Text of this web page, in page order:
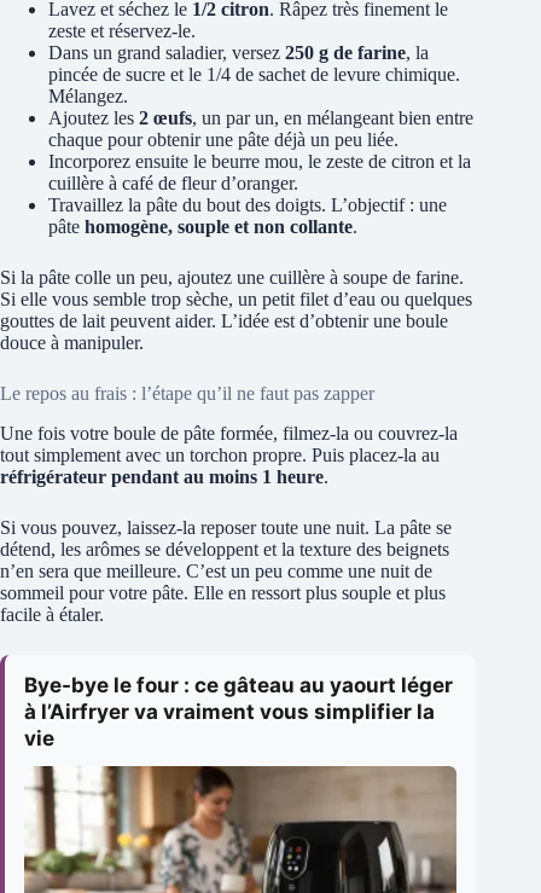
Lavez et séchez le 1/2 citron. Râpez très finement le
zeste et réservez-le.
Dans un grand saladier, versez 250 g de farine, la
pincée de sucre et le 1/4 de sachet de levure chimique.
Mélangez.
Ajoutez les 2 œufs, un par un, en mélangeant bien entre
chaque pour obtenir une pâte déjà un peu liée.
Incorporez ensuite le beurre mou, le zeste de citron et la
cuillère à café de fleur d’oranger.
Travaillez la pâte du bout des doigts. L’objectif : une
pâte homogène, souple et non collante.
Si la pâte colle un peu, ajoutez une cuillère à soupe de farine.
Si elle vous semble trop sèche, un petit filet d’eau ou quelques
gouttes de lait peuvent aider. L’idée est d’obtenir une boule
douce à manipuler.
Le repos au frais : l’étape qu’il ne faut pas zapper
Une fois votre boule de pâte formée, filmez-la ou couvrez-la
tout simplement avec un torchon propre. Puis placez-la au
réfrigérateur pendant au moins 1 heure.
Si vous pouvez, laissez-la reposer toute une nuit. La pâte se
détend, les arômes se développent et la texture des beignets
n’en sera que meilleure. C’est un peu comme une nuit de
sommeil pour votre pâte. Elle en ressort plus souple et plus
facile à étaler.
Bye-bye le four : ce gâteau au yaourt léger
à l’Airfryer va vraiment vous simplifier la
vie